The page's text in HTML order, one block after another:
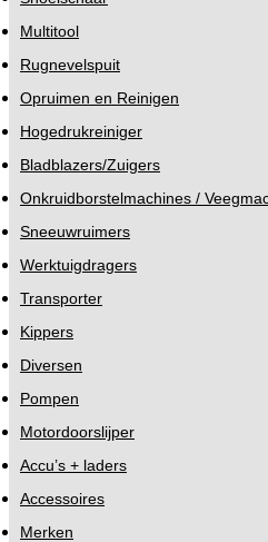
Multitool
Rugnevelspuit
Opruimen en Reinigen
Hogedrukreiniger
Bladblazers/Zuigers
Onkruidborstelmachines /
Sneeuwruimers
Werktuigdragers
Transporter
Kippers
Diversen
Pompen
Motordoorslijper
Accu’s + laders
Accessoires
Merken